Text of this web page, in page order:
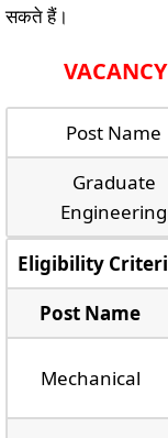
सकते हैं।
Post Name
Graduate
Engineering
Eligibility
Post Name
Mechanical